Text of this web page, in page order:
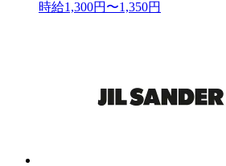
時給1,300円〜1,350円